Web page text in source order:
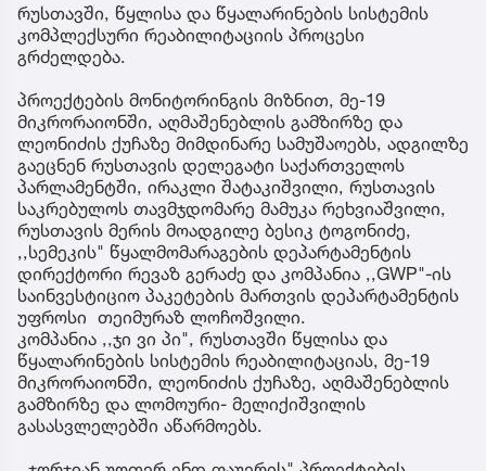
რუსთავში, წყლისა და წყალარინების სისტემის
კომპლექსური რეაბილიტაციის პროცესი
გრძელდება.
პროექტების მონიტორინგის მიზნით, მე-19
მიკრორაიონში, აღმაშენებლის გამზირზე და
ლეონიძის ქუჩაზე მიმდინარე სამუშაოებს, ადგილზე
გაეცნენ რუსთავის დელეგატი საქართველოს
პარლამენტში, ირაკლი შატაკიშვილი, რუსთავის
საკრებულოს თავმჯდომარე მამუკა რეხვიაშვილი,
რუსთავის მერის მოადგილე ბესიკ ტოგონიძე,
,,სემეკის" წყალმომარაგების დეპარტამენტის
დირექტორი რევაზ გერაძე და კომპანია ,,GWP"-ის
საინვესტიციო პაკეტების მართვის დეპარტამენტის
უფროსი თეიმურაზ ლოჩოშვილი.
კომპანია ,,ჯი ვი პი", რუსთავში წყლისა და
წყალარინების სისტემის რეაბილიტაციას, მე-19
მიკრორაიონში, ლეონიძის ქუჩაზე, აღმაშენებლის
გამზირზე და ლომოური- მელიქიშვილის
გასასვლელებში აწარმოებს.